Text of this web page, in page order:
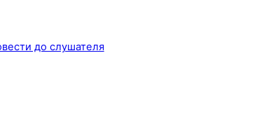
до слушателя